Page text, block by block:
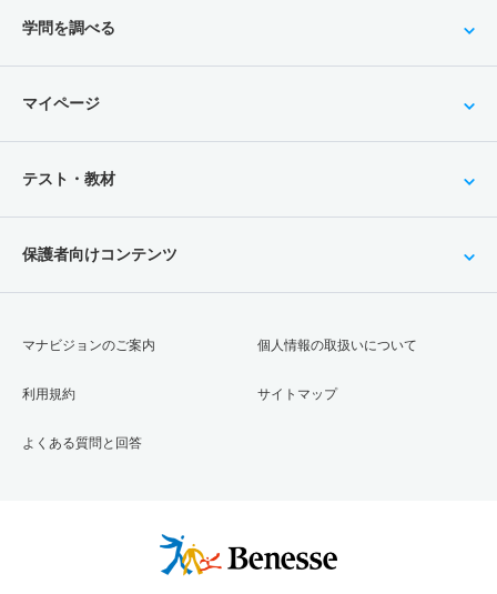
学問を調べる
マイページ
テスト・教材
保護者向けコンテンツ
マナビジョンのご案内
利用規約
よくある質問と回答
個人情報の取扱いについて
サイトマップ